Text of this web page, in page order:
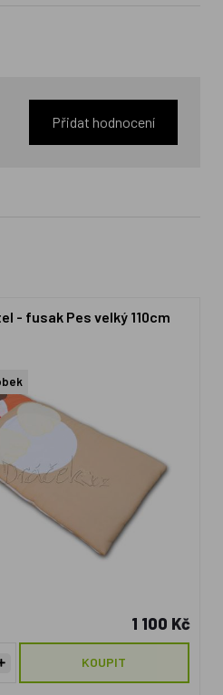
Přidat hodnocení
- fusak Pes velký 110cm
1 100 Kč
KOUPIT